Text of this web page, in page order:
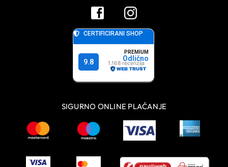
SIGURNO ONLINE PLAĆANJE